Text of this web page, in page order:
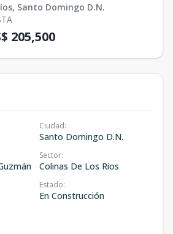
, Santo Domingo D.N.
205,500
Ciudad:
Santo Domingo D.N.
Sector:
Colinas De Los Ríos
Estado:
En Construcción